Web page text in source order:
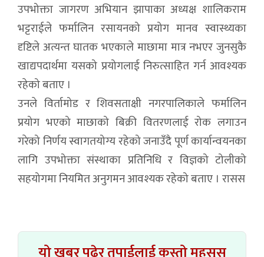
उपभोक्ता जागरण अभियान झापाका अध्यक्ष शालिकराम
भट्टराईले फर्मालिन रसायनको प्रयोग मानव स्वास्थ्यका
दृष्टिले अत्यन्त घातक भएकाले माछामा मात्र नभएर जुनसुकै
खाद्यपदार्थमा यसको प्रयोगलाई निरुत्साहित गर्न आवश्यक
रहेको बताए ।
उनले विर्तामोड र शिवसताक्षी नगरपालिकाले फर्मालिन
प्रयोग भएको माछाको बिक्री वितरणलाई रोक लगाउन
गरेको निर्णय स्वागतयोग्य रहेको जनाउँदै पूर्ण कार्यान्वयनका
लागि उपभोक्ता संस्थाका प्रतिनिधि र विज्ञको टोलीको
सहयोगमा नियमित अनुगमन आवश्यक रहेको बताए । रासस